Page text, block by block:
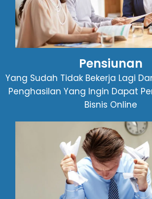
Pensiunan
Yang Sudah Tidak Bekerja Lagi
Penghasilan Yang Ingin Dapat
Bisnis Online